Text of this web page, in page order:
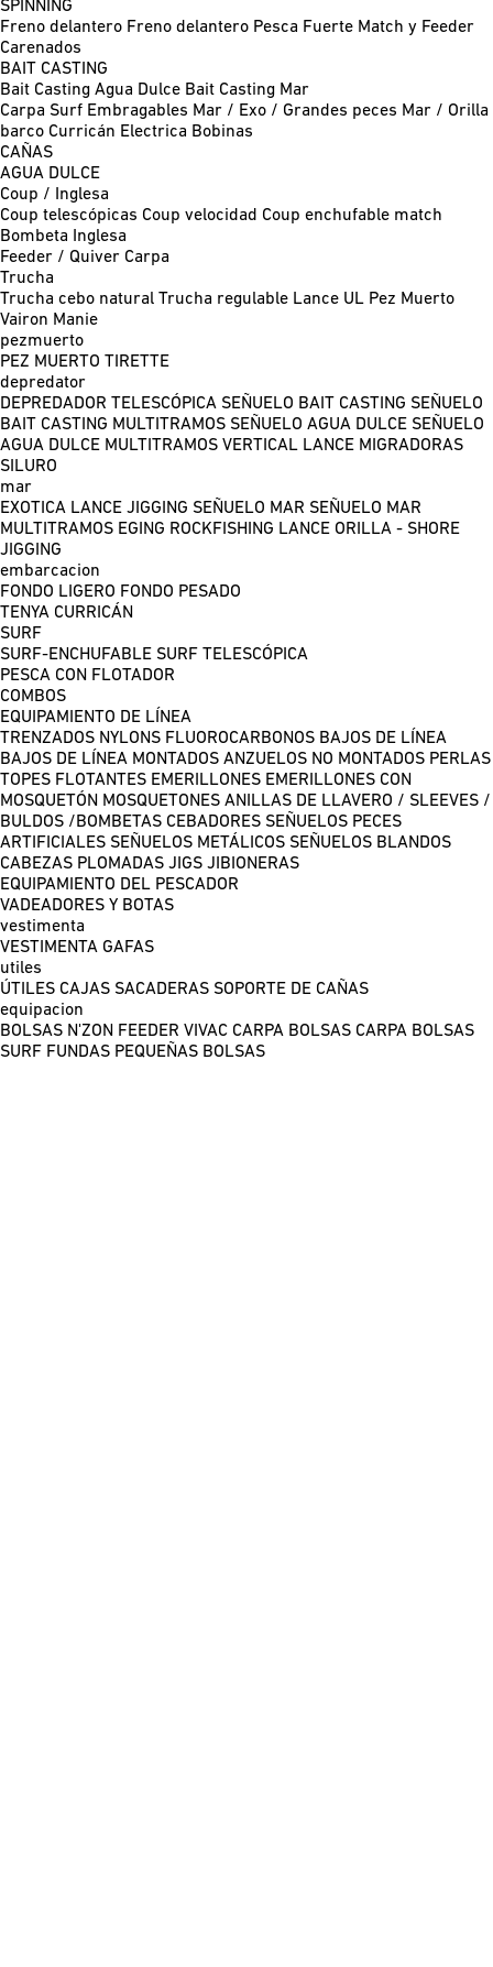
SPINNING
Freno delantero Freno delantero Pesca Fuerte Match y Feeder
Carenados
BAIT CASTING
Bait Casting Agua Dulce Bait Casting Mar
Carpa Surf Embragables Mar / Exo / Grandes peces Mar / Orilla
barco Curricán Electrica Bobinas
CAÑAS
AGUA DULCE
Coup / Inglesa
Coup telescópicas Coup velocidad Coup enchufable match
Bombeta
Inglesa
Feeder / Quiver Carpa
Trucha
Trucha cebo natural Trucha regulable Lance UL Pez Muerto
Vairon Manie
pezmuerto
PEZ MUERTO TIRETTE
depredator
DEPREDADOR TELESCÓPICA SEÑUELO BAIT CASTING SEÑUELO
BAIT CASTING MULTITRAMOS SEÑUELO AGUA DULCE SEÑUELO
AGUA DULCE MULTITRAMOS VERTICAL LANCE MIGRADORAS
SILURO
mar
EXOTICA LANCE JIGGING SEÑUELO MAR SEÑUELO MAR
MULTITRAMOS EGING ROCKFISHING LANCE ORILLA - SHORE
JIGGING
embarcacion
FONDO LIGERO FONDO PESADO
TENYA CURRICÁN
SURF
SURF-ENCHUFABLE SURF TELESCÓPICA
PESCA CON FLOTADOR
COMBOS
EQUIPAMIENTO DE LÍNEA
TRENZADOS NYLONS FLUOROCARBONOS BAJOS DE LÍNEA
BAJOS DE LÍNEA MONTADOS ANZUELOS NO MONTADOS PERLAS
TOPES FLOTANTES EMERILLONES EMERILLONES CON
MOSQUETÓN MOSQUETONES ANILLAS DE LLAVERO / SLEEVES /
BULDOS /BOMBETAS CEBADORES SEÑUELOS PECES
ARTIFICIALES SEÑUELOS METÁLICOS SEÑUELOS BLANDOS
CABEZAS PLOMADAS JIGS JIBIONERAS
EQUIPAMIENTO DEL PESCADOR
VADEADORES Y BOTAS
vestimenta
VESTIMENTA GAFAS
utiles
ÚTILES CAJAS SACADERAS SOPORTE DE CAÑAS
equipacion
BOLSAS N'ZON FEEDER VIVAC CARPA BOLSAS CARPA BOLSAS
SURF FUNDAS PEQUEÑAS BOLSAS